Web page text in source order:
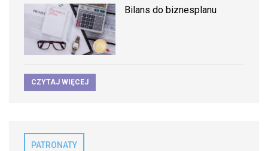
Bilans do biznesplanu
CZYTAJ WIĘCEJ
PATRONATY